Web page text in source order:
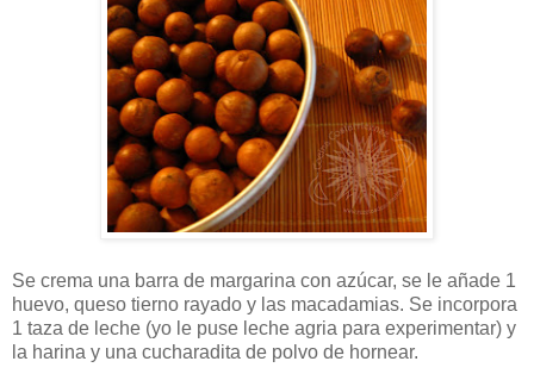
Se crema una barra de margarina con azúcar, se le añade 1
huevo, queso tierno rayado y las macadamias. Se incorpora
1 taza de leche (yo le puse leche agria para experimentar) y
la harina y una cucharadita de polvo de hornear.